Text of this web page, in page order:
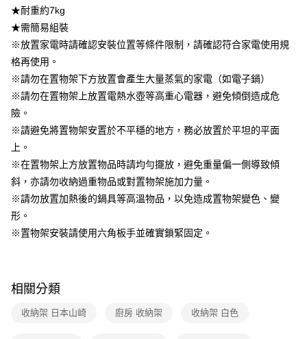
★耐重約7kg
★需簡易組裝
※放置家電時請確認安裝位置等條件限制，請確認符合家電使用規
格再使用。
※請勿在置物架下方放置會產生大量蒸氣的家電（如電子鍋）
※請勿在置物架上放置電熱水壺等高重心電器，避免傾倒造成危
險。
※請避免將置物架安置於不平穩的地方，務必放置於平坦的平面
上。
※在置物架上方放置物品時請均勻擺放，避免重量偏一側導致傾
斜，亦請勿收納過重物品或對置物架施加力量。
※請勿放置加熱後的鍋具等高溫物品，以免造成置物架變色、變
形。
※置物架安裝請使用六角板手並確實鎖緊固定。
相關分類
收納架 日本山崎 廚房 收納架 收納架 白色